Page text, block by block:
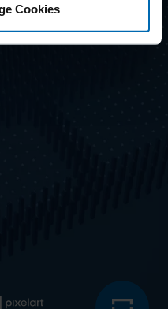
Cookies